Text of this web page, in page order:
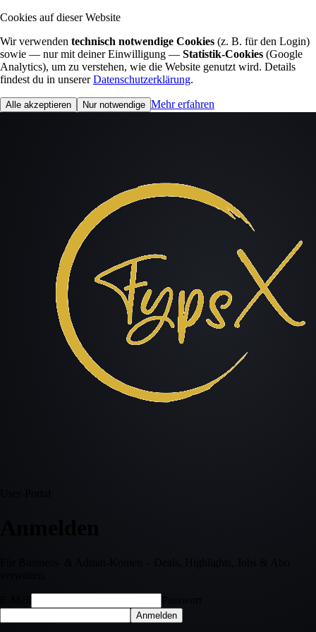
Cookies auf dieser Website
Wir verwenden technisch notwendige Cookies (z. B. für den Login)
sowie — nur mit deiner Einwilligung — Statistik-Cookies (Google
Analytics), um zu verstehen, wie die Website genutzt wird. Details
findest du in unserer Datenschutzerklärung.
Alle akzeptieren Nur notwendige Mehr erfahren
Anmelden